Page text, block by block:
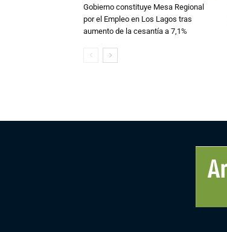
Gobierno constituye Mesa Regional
por el Empleo en Los Lagos tras
aumento de la cesantía a 7,1%